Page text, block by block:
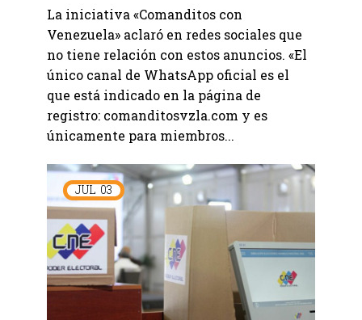
La iniciativa «Comanditos con
Venezuela» aclaró en redes sociales que
no tiene relación con estos anuncios. «El
único canal de WhatsApp oficial es el
que está indicado en la página de
registro: comanditosvzla.com y es
únicamente para miembros...
JUL 03